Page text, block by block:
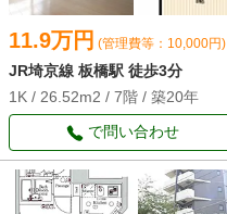
11.9万円 (管理費等：10,000円)
JR埼京線 板橋駅 徒歩3分
1K / 26.52m2 / 7階 / 築20年
で問い合わせ